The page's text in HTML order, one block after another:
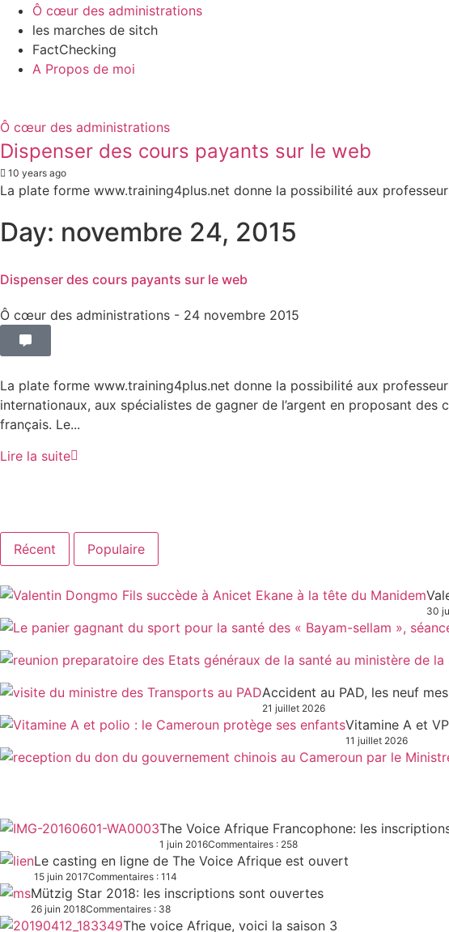
Ô cœur des administrations
les marches de sitch
FactChecking
A Propos de moi
Ô cœur des administrations
Dispenser des cours payants sur le web
10 years ago
La plate forme www.training4plus.net donne la possibilité aux
Day: novembre 24, 2015
Dispenser des cours payants sur le web
Ô cœur des administrations - 24 novembre 2015
La plate forme www.training4plus.net donne la possibilité aux
internationaux, aux spécialistes de gagner de l’argent en proposant des
français. Le...
Lire la suite
Récent Populaire
30
Accident au PAD, les neuf
21 juillet 2026
Vitamine A et
11 juillet 2026
The Voice Afrique Francophone: les
1 juin 2016Commentaires : 258
Le casting en ligne de The Voice Afrique est ouvert
15 juin 2017Commentaires : 114
Mützig Star 2018: les inscriptions sont ouvertes
26 juin 2018Commentaires : 38
The voice Afrique, voici la saison 3